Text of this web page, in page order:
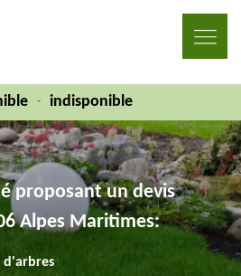
- indisponible
proposant un devis
Alpes Maritimes:
d'arbres